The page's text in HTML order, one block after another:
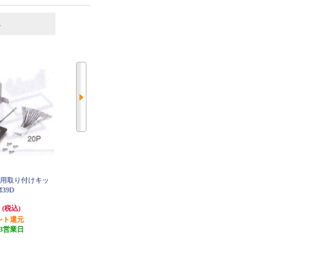
取り付けキッ
(税込)
ト還元
3営業日